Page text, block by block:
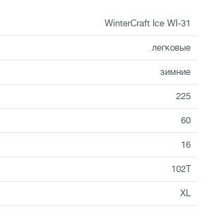
WinterCraft Ice WI-31
легковые
зимние
225
60
16
102T
XL